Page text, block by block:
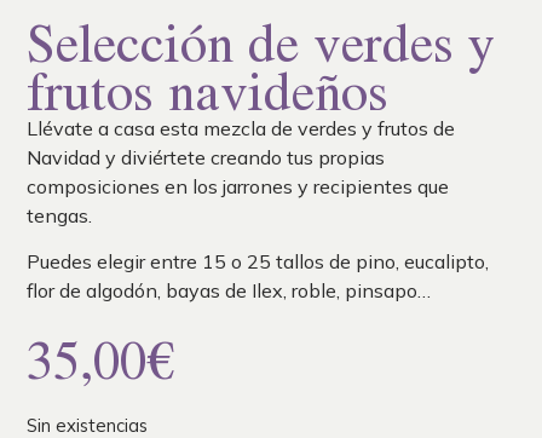
Selección de verdes y
frutos navideños
Llévate a casa esta mezcla de verdes y frutos de
Navidad y diviértete creando tus propias
composiciones en los jarrones y recipientes que
tengas.
Puedes elegir entre 15 o 25 tallos de pino, eucalipto,
flor de algodón, bayas de Ilex, roble, pinsapo…
35,00€
Sin existencias